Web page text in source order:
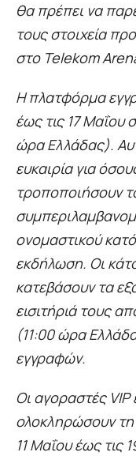
θα πρέπει να
τους στοιχεία
στο Telekom
Η πλατφόρμα
έως τις 17 Μαΐου
ώρα Ελλάδας).
ευκαιρία για
τροποποιήσουν
ονομαστικού
εκδήλωση. Οι
κατεβάσουν τα
εισιτήριά τους
(11:00 ώρα
εγγραφών.
Οι αγοραστές VIP
ολοκληρώσουν τη
11 Μαΐου έως τις